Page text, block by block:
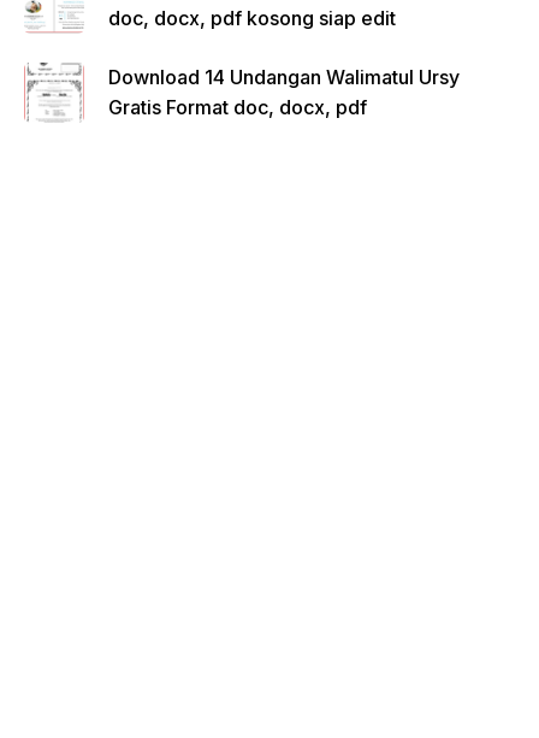
doc, docx, pdf kosong siap edit
Download 14 Undangan Walimatul Ursy
Gratis Format doc, docx, pdf